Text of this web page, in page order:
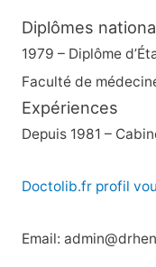
Diplômes
1979 – Diplôme
Faculté de
Expériences
Depuis 1981 –
Doctolib.fr profil
Email: